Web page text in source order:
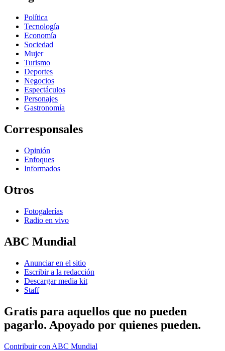
Política
Tecnología
Economía
Sociedad
Mujer
Turismo
Deportes
Negocios
Espectáculos
Personajes
Gastronomía
Corresponsales
Opinión
Enfoques
Informados
Otros
Fotogalerías
Radio en vivo
ABC Mundial
Anunciar en el sitio
Escribir a la redacción
Descargar media kit
Staff
Gratis para aquellos que no pueden
pagarlo. Apoyado por quienes pueden.
Contribuir con ABC Mundial